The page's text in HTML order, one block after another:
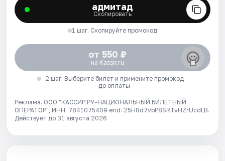
адмитад
Скопировать
1 шаг. Скопируйте промокод
от 550 ₽
на Kassir.ru
2 шаг. Выберите билет и примените промокод
до оплаты
Реклама. ООО "КАССИР.РУ-НАЦИОНАЛЬНЫЙ БИЛЕТНЫЙ
ОПЕРАТОР", ИНН: 7841075409 erid: 25H8d7vbP8SRTvHZrUcdLB.
Действует до 31 августа 2026